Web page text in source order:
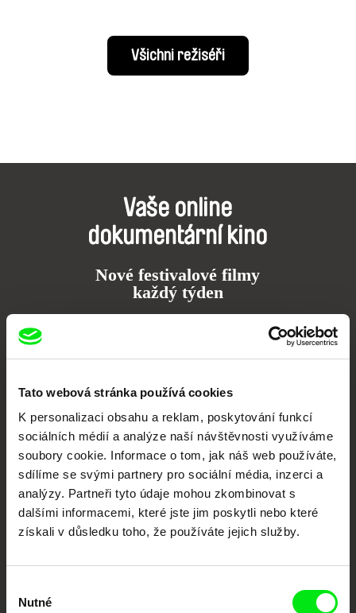
Tato webová stránka používá cookies
K personalizaci obsahu a reklam, poskytování funkcí
sociálních médií a analýze naší návštěvnosti využíváme
soubory cookie. Informace o tom, jak náš web používáte,
sdílíme se svými partnery pro sociální média, inzerci a
analýzy. Partneři tyto údaje mohou zkombinovat s
dalšími informacemi, které jste jim poskytli nebo které
získali v důsledku toho, že používáte jejich služby.
souhlasu
Nutné
Všichni režiséři
Vaše online
dokumentární kino
Nové festivalové filmy
každý týden
Portál DAFilms.cz je výsledkem tvůrčí spolupráce 7 klíčových evropských
Členové Doc Alliance
Against Gravity